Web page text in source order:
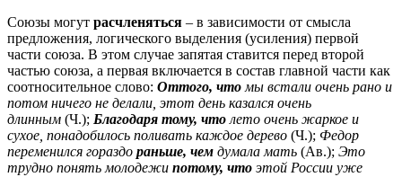
Союзы могут расчленяться – в зависимости от смысла
предложения, логического выделения (усиления) первой
части союза. В этом случае запятая ставится перед второй
частью союза, а первая включается в состав главной части как
соотносительное слово: Оттого, что мы встали очень рано и
потом ничего не делали, этот день казался очень
длинным (Ч.); Благодаря тому, что лето очень жаркое и
сухое, понадобилось поливать каждое дерево (Ч.); Федор
переменился гораздо раньше, чем думала мать (Ав.); Это
трудно понять молодежи потому, что этой России уже